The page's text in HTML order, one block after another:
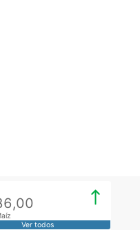
Ver todos